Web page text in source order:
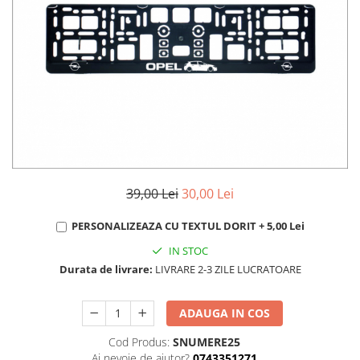
MERCEDES
PEUGEOT
VOLVO
TOP VANZARI
STICKERE CAMUFLAJ
STICKERE PENTRU FIRME
39,00 Lei30,00 Lei
PERSONALIZEAZA CU TEXTUL DORIT + 5,00 Lei
IN STOC
Durata de livrare: LIVRARE 2-3 ZILE LUCRATOARE
ADAUGA IN COS
Cod Produs: SNUMERE25